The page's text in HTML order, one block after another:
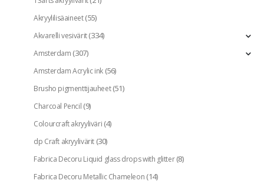
Akryylilisäaineet(55)
Akvarelli vesivärit(334)
Amsterdam(307)
Amsterdam Acrylic ink(56)
Brusho pigmenttijauheet(51)
Charcoal Pencil(9)
Colourcraft akryyliväri(4)
dp Craft akryylivärit(30)
Fabrica Decoru Liquid glass drops with glitter(8)
Fabrica Decoru Metallic Chameleon(14)